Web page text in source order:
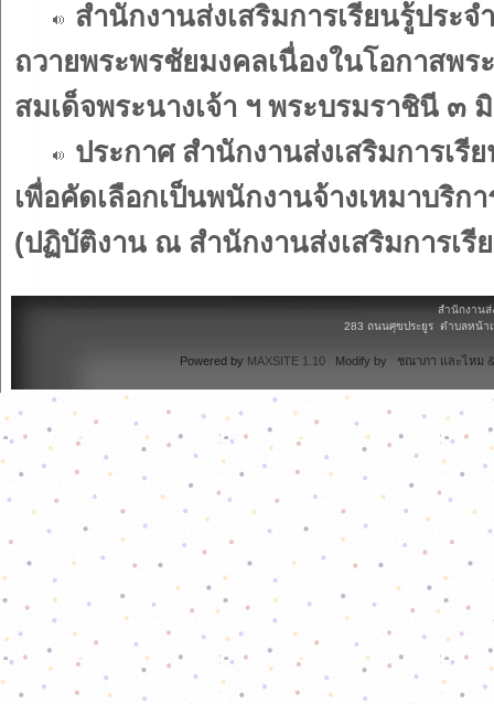
สำนักงานส่งเสริมการเรียนรู้ประ
ถวายพระพรชัยมงคลเนื่องในโอกาสพ
สมเด็จพระนางเจ้า ฯ พระบรมราชินี ๓
ประกาศ สำนักงานส่งเสริมการเรี
เพื่อคัดเลือกเป็นพนักงานจ้างเหมาบริ
(ปฏิบัติงาน ณ สำนักงานส่งเสริมการเรี
สำนักงานส่
283 ถนนศุขประยูร ตำบลหน้า
Powered by MAXSITE 1.10 Modify by ชณาภา และไหม